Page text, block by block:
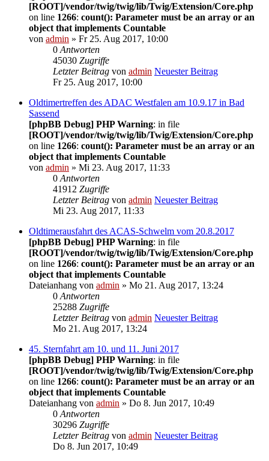
[ROOT]/vendor/twig/twig/lib/Twig/Extension/Core.php
on line 1266: count(): Parameter must be an array or an
object that implements Countable
von admin » Fr 25. Aug 2017, 10:00
0 Antworten
45030 Zugriffe
Letzter Beitrag von admin Neuester Beitrag
Fr 25. Aug 2017, 10:00
Oldtimertreffen des ADAC Westfalen am 10.9.17 in Bad
Sassend
[phpBB Debug] PHP Warning: in file
[ROOT]/vendor/twig/twig/lib/Twig/Extension/Core.php
on line 1266: count(): Parameter must be an array or an
object that implements Countable
von admin » Mi 23. Aug 2017, 11:33
0 Antworten
41912 Zugriffe
Letzter Beitrag von admin Neuester Beitrag
Mi 23. Aug 2017, 11:33
Oldtimerausfahrt des ACAS-Schwelm vom 20.8.2017
[phpBB Debug] PHP Warning: in file
[ROOT]/vendor/twig/twig/lib/Twig/Extension/Core.php
on line 1266: count(): Parameter must be an array or an
object that implements Countable
Dateianhang von admin » Mo 21. Aug 2017, 13:24
0 Antworten
25288 Zugriffe
Letzter Beitrag von admin Neuester Beitrag
Mo 21. Aug 2017, 13:24
45. Sternfahrt am 10. und 11. Juni 2017
[phpBB Debug] PHP Warning: in file
[ROOT]/vendor/twig/twig/lib/Twig/Extension/Core.php
on line 1266: count(): Parameter must be an array or an
object that implements Countable
Dateianhang von admin » Do 8. Jun 2017, 10:49
0 Antworten
30296 Zugriffe
Letzter Beitrag von admin Neuester Beitrag
Do 8. Jun 2017, 10:49